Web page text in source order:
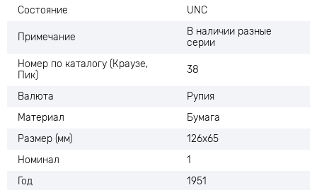
Состояние UNC
Примечание
В наличии разные
серии
Номер по каталогу (Краузе,
Пик)
38
Валюта
Рупия
Материал
Бумага
Размер (мм)
126х65
Номинал
1
Год
1951